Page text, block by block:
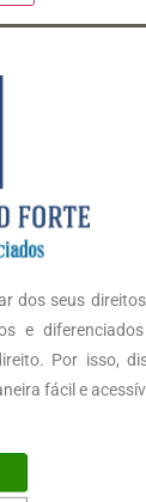
dos seus
e
Por isso,
fácil e